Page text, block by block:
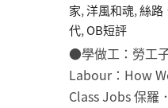
家,洋風和魂,絲路
代,OB短評
●學做工：勞工
Labour：How
Class Jobs 保羅